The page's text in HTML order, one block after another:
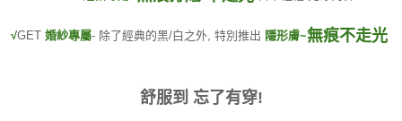
√GET 婚紗專屬- 除了經典的黑/白之外, 特別推出 隱形膚~無痕不走光
舒服到 忘了有穿!